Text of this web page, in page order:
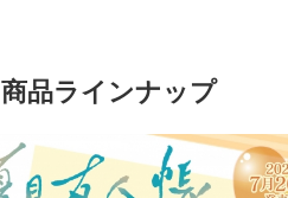
商品ラインナップ